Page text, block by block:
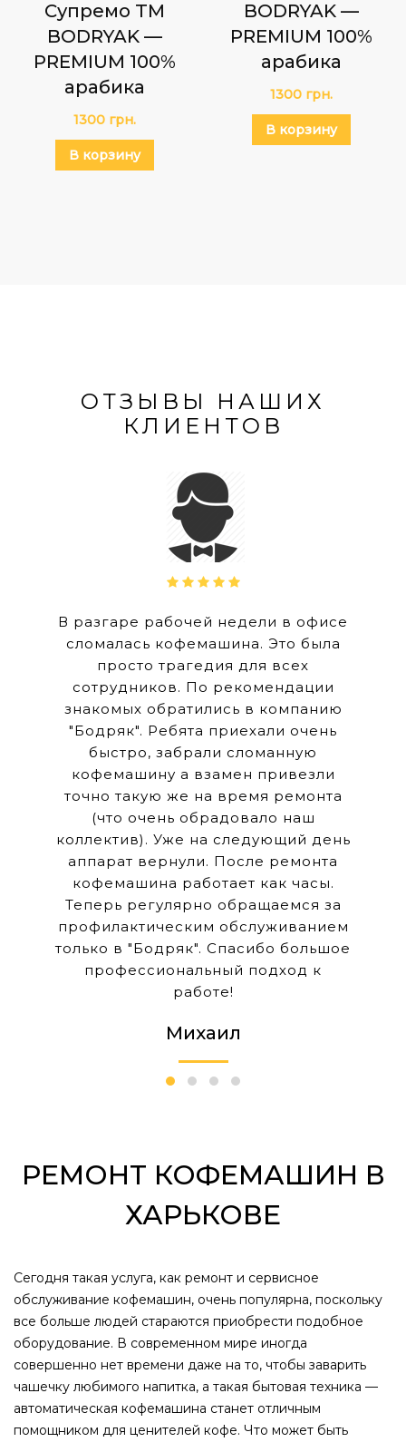
Супремо TM
BODRYAK —
PREMIUM 100%
арабика
1300 грн.
В корзину
BODRYAK —
PREMIUM 100%
арабика
1300 грн.
В корзину
ОТЗЫВЫ НАШИХ
КЛИЕНТОВ
В разгаре рабочей недели в офисе
сломалась кофемашина. Это была
просто трагедия для всех
сотрудников. По рекомендации
знакомых обратились в компанию
"Бодряк". Ребята приехали очень
быстро, забрали сломанную
кофемашину а взамен привезли
точно такую же на время ремонта
(что очень обрадовало наш
коллектив). Уже на следующий день
аппарат вернули. После ремонта
кофемашина работает как часы.
Теперь регулярно обращаемся за
профилактическим обслуживанием
только в "Бодряк". Спасибо большое
профессиональный подход к
работе!
Михаил
РЕМОНТ КОФЕМАШИН В
ХАРЬКОВЕ
Сегодня такая услуга, как ремонт и сервисное
обслуживание кофемашин, очень популярна, поскольку
все больше людей стараются приобрести подобное
оборудование. В современном мире иногда
совершенно нет времени даже на то, чтобы заварить
чашечку любимого напитка, а такая бытовая техника —
автоматическая кофемашина станет отличным
помощником для ценителей кофе. Что может быть